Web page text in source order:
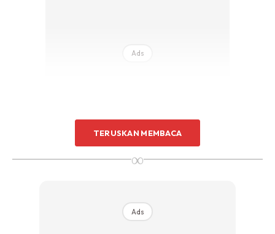
Ads
sbb nak angkut2 barang ni kena pakai strength lah sikit
lagipun kalau bagi ppn takut kang 2-3 jam tak habih lg..
TERUSKAN MEMBACA
∞
Ads